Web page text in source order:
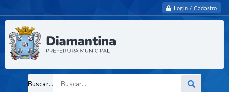
Login / Cadastro
Buscar...